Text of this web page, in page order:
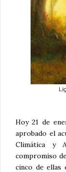
Hoy 21 de
aprobado el
Climática y
compromiso
cinco de ellas